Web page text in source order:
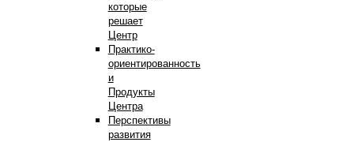
которые
решает
Центр
Практико-
ориентированность
и
Продукты
Центра
Перспективы
развития